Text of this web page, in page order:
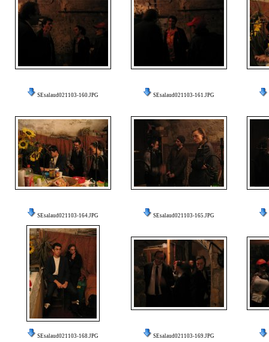
SEsalaud021103-160.JPG SEsalaud021103-161.JPG
SEsalaud021103-164.JPG SEsalaud021103-165.JPG
SEsalaud021103-168.JPG SEsalaud021103-169.JPG